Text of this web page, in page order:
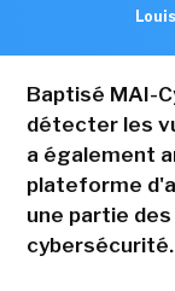
Baptisé MAI-
détecter les
a également
plateforme
une partie
cybersécurité.